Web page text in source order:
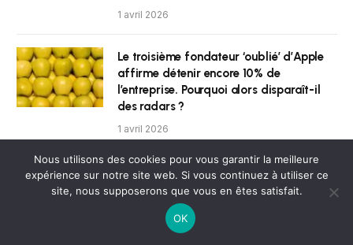
1 avril 2026
Le troisième fondateur ‘oublié’ d’Apple
affirme détenir encore 10% de
l’entreprise. Pourquoi alors disparaît-il
des radars ?
1 avril 2026
Warren Buffett avoue avoir vendu trop
tôt ses actions Apple et envisage d’en
racheter, mais avec certaines réserves
1 avril 2026
Nous utilisons des cookies pour vous garantir la meilleure
expérience sur notre site web. Si vous continuez à utiliser ce
site, nous supposerons que vous en êtes satisfait.
OK